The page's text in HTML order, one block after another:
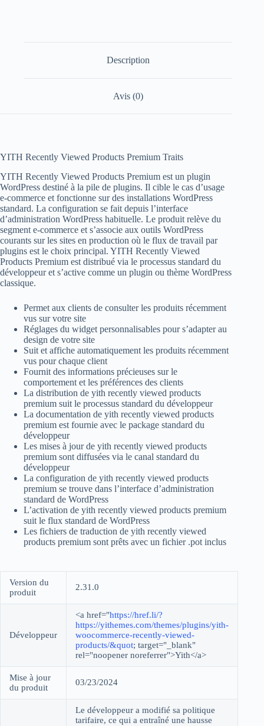
Description
Avis (0)
YITH Recently Viewed Products Premium Traits
YITH Recently Viewed Products Premium est un plugin
WordPress destiné à la pile de plugins. Il cible le cas d’usage
e-commerce et fonctionne sur des installations WordPress
standard. La configuration se fait depuis l’interface
d’administration WordPress habituelle. Le produit relève du
segment e-commerce et s’associe aux outils WordPress
courants sur les sites en production où le flux de travail par
plugins est le choix principal. YITH Recently Viewed
Products Premium est distribué via le processus standard du
développeur et s’active comme un plugin ou thème WordPress
classique.
Permet aux clients de consulter les produits récemment
vus sur votre site
Réglages du widget personnalisables pour s’adapter au
design de votre site
Suit et affiche automatiquement les produits récemment
vus pour chaque client
Fournit des informations précieuses sur le
comportement et les préférences des clients
La distribution de yith recently viewed products
premium suit le processus standard du développeur
La documentation de yith recently viewed products
premium est fournie avec le package standard du
développeur
Les mises à jour de yith recently viewed products
premium sont diffusées via le canal standard du
développeur
La configuration de yith recently viewed products
premium se trouve dans l’interface d’administration
standard de WordPress
L’activation de yith recently viewed products premium
suit le flux standard de WordPress
Les fichiers de traduction de yith recently viewed
products premium sont prêts avec un fichier .pot inclus
Version du
produit
2.31.0
Développeur
<a href="https://href.li/?
https://yithemes.com/themes/plugins/yith-
woocommerce-recently-viewed-
products/&quot; target="_blank"
rel="noopener noreferrer">Yith</a>
Mise à jour
du produit
03/23/2024
Le développeur a modifié sa politique
tarifaire, ce qui a entraîné une hausse